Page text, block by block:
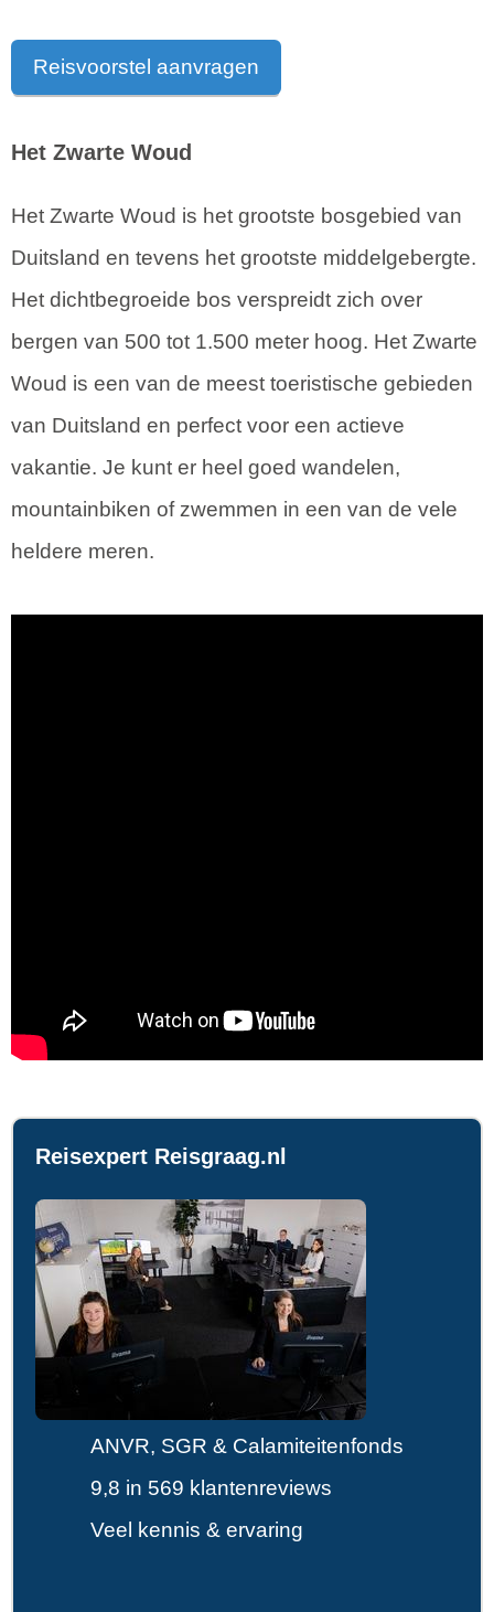
Reisvoorstel aanvragen
Het Zwarte Woud
Het Zwarte Woud is het grootste bosgebied van
Duitsland en tevens het grootste middelgebergte.
Het dichtbegroeide bos verspreidt zich over
bergen van 500 tot 1.500 meter hoog. Het Zwarte
Woud is een van de meest toeristische gebieden
van Duitsland en perfect voor een actieve
vakantie. Je kunt er heel goed wandelen,
mountainbiken of zwemmen in een van de vele
heldere meren.
Reisexpert Reisgraag.nl
ANVR, SGR & Calamiteitenfonds
9,8 in 569 klantenreviews
Veel kennis & ervaring